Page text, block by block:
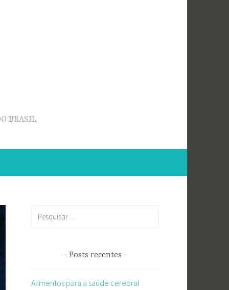
BRASIL
Posts recentes
Alimentos para a saúde cerebral